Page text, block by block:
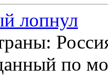
лопнул
по